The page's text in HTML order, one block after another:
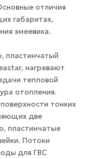
отличия
габаритах,
змеевика.
пластинчатый
нагревают
тепловой
отопления.
тонких
две
пластинчатые
Потоки
для ГВС